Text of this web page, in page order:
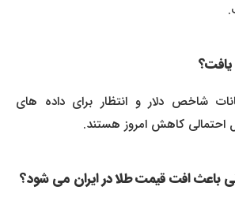
شاخص دلار و انتظار برای داده های
کاهش امروز هستند.
افت قیمت طلا در ایران می شود؟